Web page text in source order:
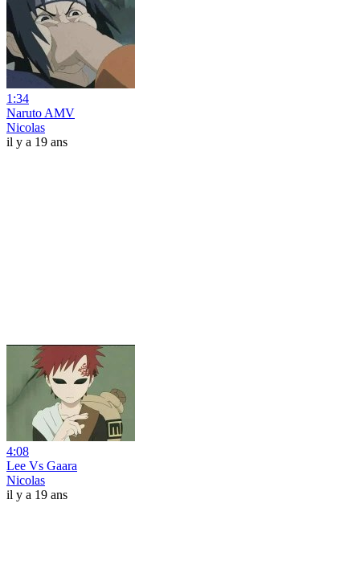
1:34
Naruto AMV
Nicolas
il y a 19 ans
4:08
Lee Vs Gaara
Nicolas
il y a 19 ans